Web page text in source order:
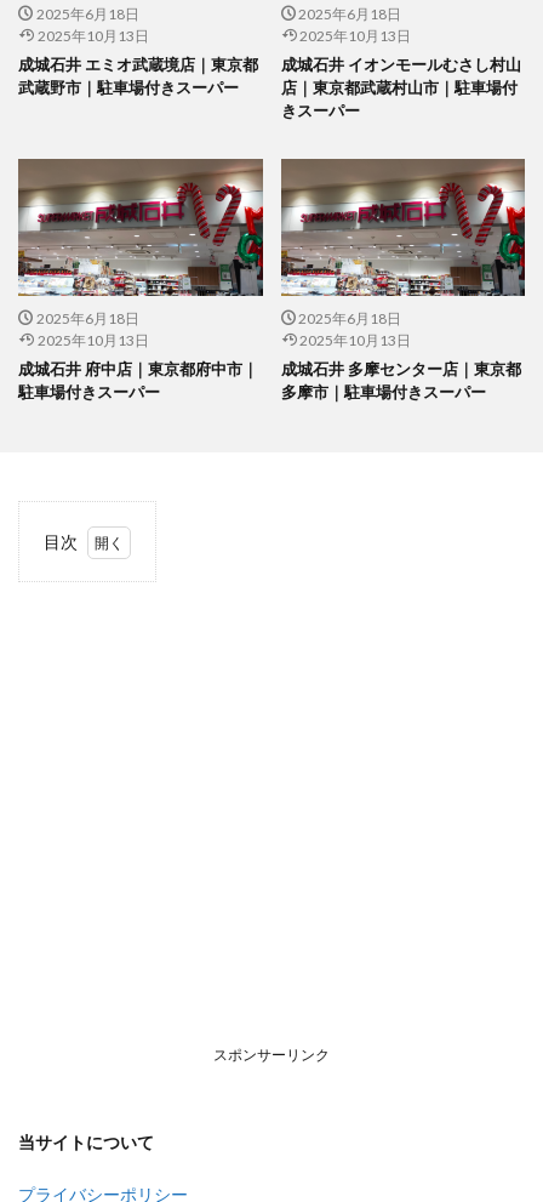
2025年6月18日
2025年10月13日
成城石井 エミオ武蔵境店｜東京都
武蔵野市｜駐車場付きスーパー
2025年6月18日
2025年10月13日
成城石井 イオンモールむさし村山
店｜東京都武蔵村山市｜駐車場付
きスーパー
2025年6月18日
2025年10月13日
成城石井 府中店｜東京都府中市｜
駐車場付きスーパー
2025年6月18日
2025年10月13日
成城石井 多摩センター店｜東京都
多摩市｜駐車場付きスーパー
目次
スポンサーリンク
当サイトについて
プライバシーポリシー